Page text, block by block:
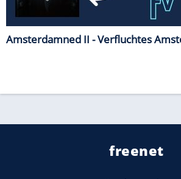
Amsterdamned II - Verfluchtes
freenet